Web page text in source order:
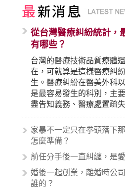
從台灣醫療糾紛統計，
有哪些？
台灣的醫療技術品質療體
在，可就算是這樣醫療糾
生。醫療糾紛在醫美外科
是最容易發生的科別，主
盡告知義務、醫療處置疏
顧失當、醫療費用的收取
生與病患之間引起的糾紛
例中最後都走向訴訟流程
的內容其實非常多，有些
家暴不一定只在拳頭落下
怎麼準備？
前任分手後一直糾纏，是
婚後一起創業，離婚時公
誰的？